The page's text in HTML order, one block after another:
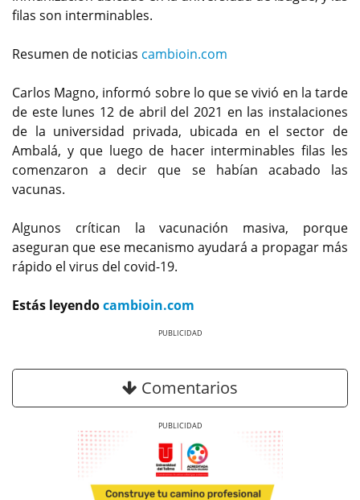
filas son interminables.
Resumen de noticias cambioin.com
Carlos Magno, informó sobre lo que se vivió en la tarde
de este lunes 12 de abril del 2021 en las instalaciones
de la universidad privada, ubicada en el sector de
Ambalá, y que luego de hacer interminables filas les
comenzaron a decir que se habían acabado las
vacunas.
Algunos crítican la vacunación masiva, porque
aseguran que ese mecanismo ayudará a propagar más
rápido el virus del covid-19.
Estás leyendocambioin.com
Comentarios